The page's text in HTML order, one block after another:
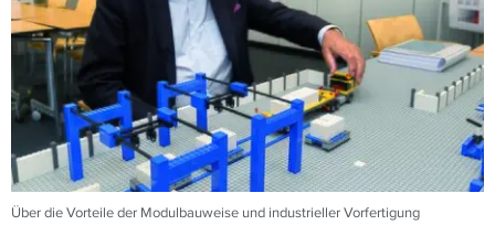
Über die Vorteile der Modulbauweise und industrieller Vorfertigung